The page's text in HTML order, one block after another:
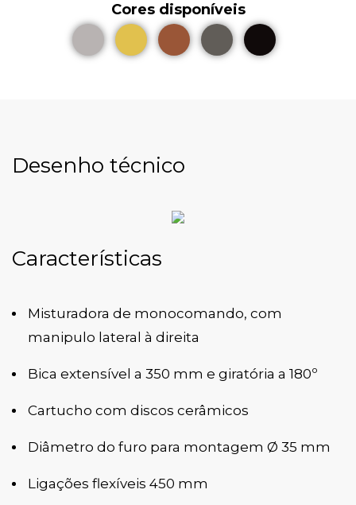
Cores disponíveis
Desenho técnico
Características
Misturadora de monocomando, com
manipulo lateral à direita
Bica extensível a 350 mm e giratória a 180º
Cartucho com discos cerâmicos
Diâmetro do furo para montagem Ø 35 mm
Ligações flexíveis 450 mm